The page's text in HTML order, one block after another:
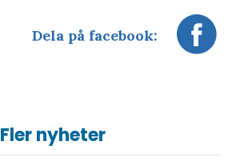
Dela på facebook:
Fler nyheter